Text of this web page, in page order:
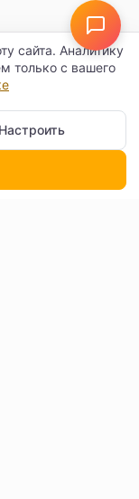
сайта. Аналитику
только с вашего
Настроить